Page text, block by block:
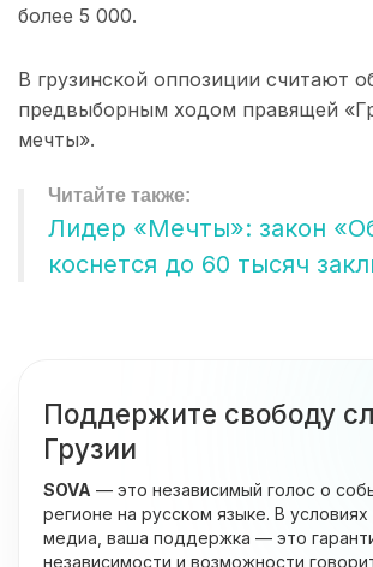
более 5 000.
В грузинской оппозиции считают
предвыборным ходом правящей
мечты».
Лидер «Мечты»: закон
коснется до 60 тысяч
Поддержите свободу
Грузии
SOVA — это независимый голос о
регионе на русском языке. В
медиа, ваша поддержка — это
независимости и возможности